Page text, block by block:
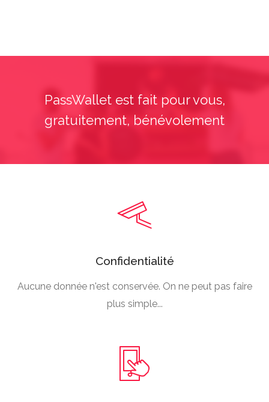
PassWallet est fait pour vous,
gratuitement, bénévolement
Confidentialité
Aucune donnée n'est conservée. On ne peut pas faire
plus simple...